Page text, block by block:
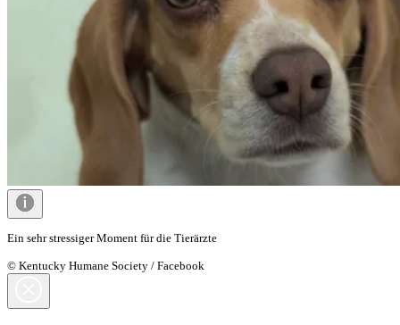
Ein sehr stressiger Moment für die Tierärzte
© Kentucky Humane Society / Facebook